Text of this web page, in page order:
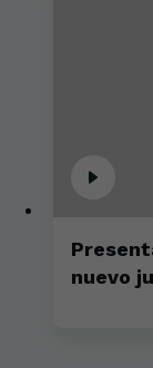
nuevo